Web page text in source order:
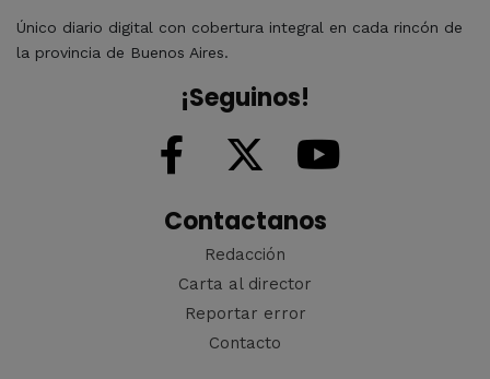
Único diario digital con cobertura integral en cada rincón de
la provincia de Buenos Aires.
¡Seguinos!
Contactanos
Redacción
Carta al director
Reportar error
Contacto